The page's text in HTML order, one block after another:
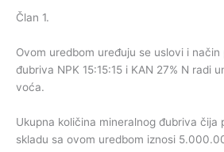
Član 1.
Ovom uredbom uređuju se uslovi i
đubriva NPK 15:15:15 i KAN 27% N radi
voća.
Ukupna količina mineralnog đubriva čija
skladu sa ovom uredbom iznosi